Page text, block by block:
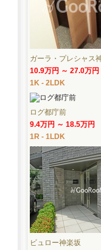
ガーラ・プレシャス
10.9万円 ～ 27.0万円
1K - 2LDK
ログ都庁前
9.4万円 ～ 18.5万円
1R - 1LDK
ビュロー神楽坂